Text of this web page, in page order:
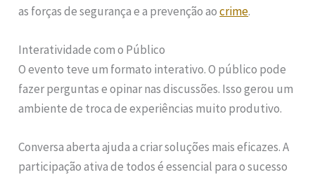
as forças de segurança e a prevenção aocrime.
Interatividade com o Público
O evento teve um formato interativo. O público pode
fazer perguntas e opinar nas discussões. Isso gerou um
ambiente de troca de experiências muito produtivo.
Conversa aberta ajuda a criar soluções mais eficazes. A
participação ativa de todos é essencial para o sucesso